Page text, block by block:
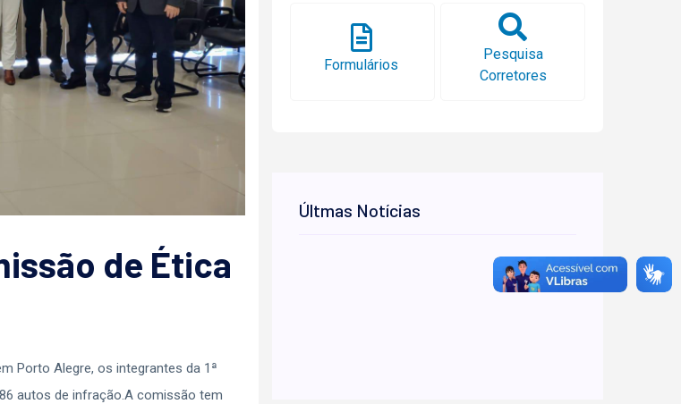
de Ética
Porto Alegre, os integrantes da 1ª
autos de infração.A comissão tem
Formulários
Pesquisa
Corretores
Últmas Notícias